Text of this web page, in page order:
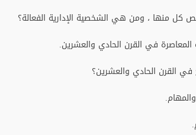
كل منها ، ومن هي الشخصية الإدارية الفعالة؟
في القرن الحادي والعشرين.
القرن الحادي والعشرين؟